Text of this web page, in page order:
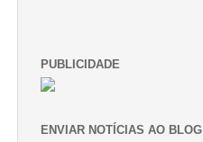
PUBLICIDADE
ENVIAR NOTÍCIAS AO BLOG